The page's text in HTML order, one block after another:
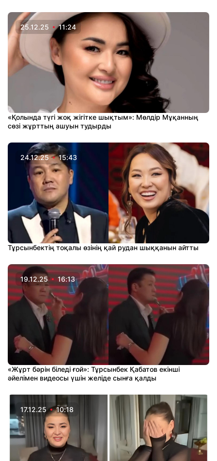
25.12.25 11:24
«Қолында түгі жоқ жігітке шықтым»: Мөлдір Мұқанның
сөзі жұрттың ашуын тудырды
24.12.25 15:43
Тұрсынбектің тоқалы өзінің қай рудан шыққанын айтты
19.12.25 16:13
«Жұрт бәрін біледі ғой»: Тұрсынбек Қабатов екінші
әйелімен видеосы үшін желіде сынға қалды
17.12.25 10:18